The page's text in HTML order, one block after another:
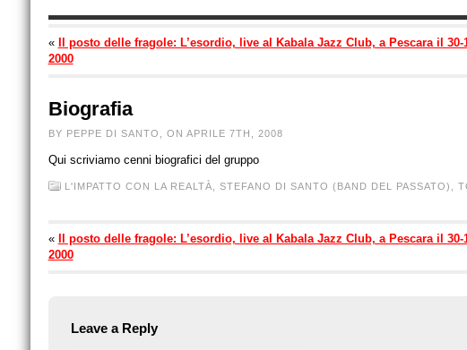
«
Il posto delle fragole: L’esordio, live al Kabala Jazz Club, a Pescara il 30-
2000
Biografia
BY PEPPE DI SANTO, ON APRILE 7TH, 2008
Qui scriviamo cenni biografici del gruppo
L'IMPATTO CON LA REALTÀ, STEFANO DI SANTO (BAND DEL PASSATO),
«
Il posto delle fragole: L’esordio, live al Kabala Jazz Club, a Pescara il 30-
2000
Leave a Reply